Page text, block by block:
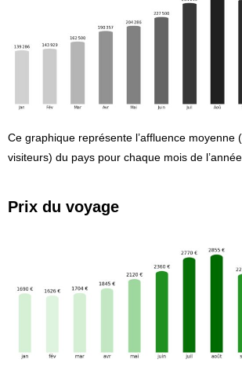
Ce graphique représente l’affluence moyenne
visiteurs) du pays pour chaque mois de l’année.
Prix du voyage